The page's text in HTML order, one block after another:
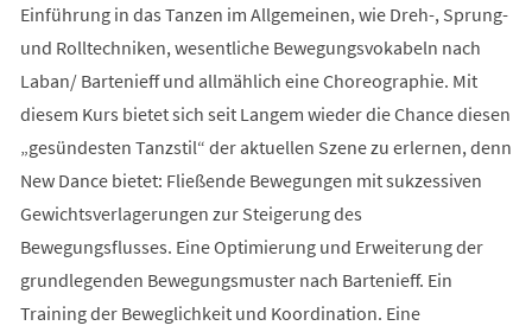
Einführung in das Tanzen im Allgemeinen, wie Dreh-, Sprung-
und Rolltechniken, wesentliche Bewegungsvokabeln nach
Laban/ Bartenieff und allmählich eine Choreographie. Mit
diesem Kurs bietet sich seit Langem wieder die Chance diesen
„gesündesten Tanzstil“ der aktuellen Szene zu erlernen, denn
New Dance bietet: Fließende Bewegungen mit sukzessiven
Gewichtsverlagerungen zur Steigerung des
Bewegungsflusses. Eine Optimierung und Erweiterung der
grundlegenden Bewegungsmuster nach Bartenieff. Ein
Training der Beweglichkeit und Koordination. Eine